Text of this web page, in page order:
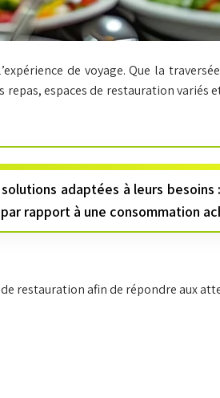
de voyage. Que la
espaces de restauration variés
adaptées à leurs
rapport à une consommation
restauration afin de répondre aux